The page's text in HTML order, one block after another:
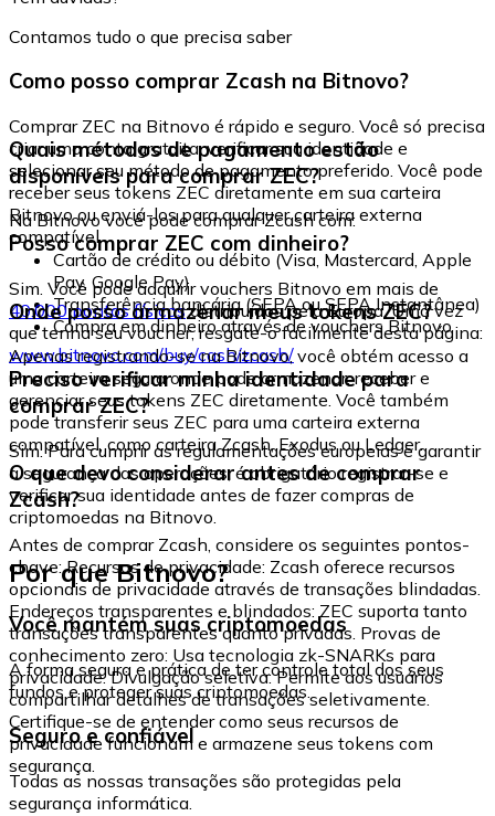
Contamos tudo o que precisa saber
Como posso comprar Zcash na Bitnovo?
Comprar ZEC na Bitnovo é rápido e seguro. Você só precisa
criar uma conta gratuita, verificar sua identidade e
selecionar seu método de pagamento preferido. Você pode
receber seus tokens ZEC diretamente em sua carteira
Bitnovo ou enviá-los para qualquer carteira externa
compatível.
Quais métodos de pagamento estão
disponíveis para comprar ZEC?
Na Bitnovo você pode comprar Zcash com:
Cartão de crédito ou débito (Visa, Mastercard, Apple
Pay, Google Pay)
Transferência bancária (SEPA ou SEPA Instantânea)
Compra em dinheiro através de vouchers Bitnovo
Posso comprar ZEC com dinheiro?
Sim. Você pode adquirir vouchers Bitnovo em mais de
40.000 pontos físicosdistribuídos pela Europa. Uma vez
que tenha seu voucher, resgate-o facilmente desta página:
www.bitnovo.com/buy/cash/zcash/
Onde posso armazenar meus tokens ZEC?
Apenas registrando-se na Bitnovo, você obtém acesso a
uma carteira segura onde pode armazenar, receber e
gerenciar seus tokens ZEC diretamente. Você também
pode transferir seus ZEC para uma carteira externa
compatível, como carteira Zcash, Exodus ou Ledger.
Preciso verificar minha identidade para
comprar ZEC?
Sim. Para cumprir as regulamentações europeias e garantir
a segurança das operações, é obrigatório registrar-se e
verificar sua identidade antes de fazer compras de
criptomoedas na Bitnovo.
O que devo considerar antes de comprar
Zcash?
Antes de comprar Zcash, considere os seguintes pontos-
chave: Recursos de privacidade: Zcash oferece recursos
opcionais de privacidade através de transações blindadas.
Endereços transparentes e blindados: ZEC suporta tanto
transações transparentes quanto privadas. Provas de
conhecimento zero: Usa tecnologia zk-SNARKs para
privacidade. Divulgação seletiva: Permite aos usuários
compartilhar detalhes de transações seletivamente.
Certifique-se de entender como seus recursos de
privacidade funcionam e armazene seus tokens com
segurança.
Por que Bitnovo?
Você mantém suas criptomoedas
A forma segura e prática de ter controle total dos seus
fundos e proteger suas criptomoedas.
Seguro e confiável
Todas as nossas transações são protegidas pela
segurança informática.